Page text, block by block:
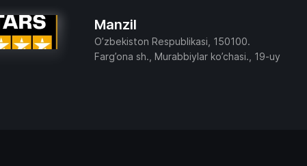
Manzil
O’zbekiston Respublikasi, 150100.
Farg’ona sh., Murabbiylar ko’chasi., 19-uy